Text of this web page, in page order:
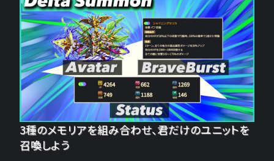
3種のメモリアを組み合わせ、君だけのユニットを
召喚しよう